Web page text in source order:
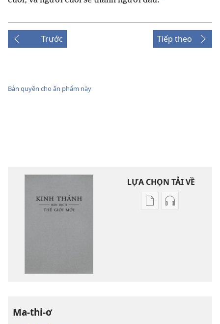
Trước Tiếp theo
Bản quyền cho ấn phẩm này
LỰA CHỌN TẢI VỀ
Tùy
Tùy
Ma-thi-ơ